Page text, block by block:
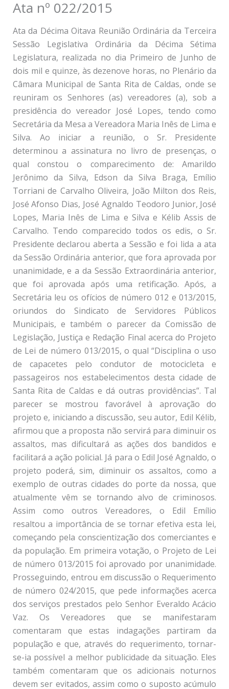
Ata nº 022/2015
Ata da Décima Oitava Reunião Ordinária da Terceira
Sessão Legislativa Ordinária da Décima Sétima
Legislatura, realizada no dia Primeiro de Junho de
dois mil e quinze, às dezenove horas, no Plenário da
Câmara Municipal de Santa Rita de Caldas, onde se
reuniram os Senhores (as) vereadores (a), sob a
presidência do vereador José Lopes, tendo como
Secretária da Mesa a Vereadora Maria Inês de Lima e
Silva. Ao iniciar a reunião, o Sr. Presidente
determinou a assinatura no livro de presenças, o
qual constou o comparecimento de: Amarildo
Jerônimo da Silva, Edson da Silva Braga, Emílio
Torriani de Carvalho Oliveira, João Milton dos Reis,
José Afonso Dias, José Agnaldo Teodoro Junior, José
Lopes, Maria Inês de Lima e Silva e Kélib Assis de
Carvalho. Tendo comparecido todos os edis, o Sr.
Presidente declarou aberta a Sessão e foi lida a ata
da Sessão Ordinária anterior, que fora aprovada por
unanimidade, e a da Sessão Extraordinária anterior,
que foi aprovada após uma retificação. Após, a
Secretária leu os ofícios de número 012 e 013/2015,
oriundos do Sindicato de Servidores Públicos
Municipais, e também o parecer da Comissão de
Legislação, Justiça e Redação Final acerca do Projeto
de Lei de número 013/2015, o qual “Disciplina o uso
de capacetes pelo condutor de motocicleta e
passageiros nos estabelecimentos desta cidade de
Santa Rita de Caldas e dá outras providências”. Tal
parecer se mostrou favorável à aprovação do
projeto e, iniciando a discussão, seu autor, Edil Kélib,
afirmou que a proposta não servirá para diminuir os
assaltos, mas dificultará as ações dos bandidos e
facilitará a ação policial. Já para o Edil José Agnaldo, o
projeto poderá, sim, diminuir os assaltos, como a
exemplo de outras cidades do porte da nossa, que
atualmente vêm se tornando alvo de criminosos.
Assim como outros Vereadores, o Edil Emílio
resaltou a importância de se tornar efetiva esta lei,
começando pela conscientização dos comerciantes e
da população. Em primeira votação, o Projeto de Lei
de número 013/2015 foi aprovado por unanimidade.
Prosseguindo, entrou em discussão o Requerimento
de número 024/2015, que pede informações acerca
dos serviços prestados pelo Senhor Everaldo Acácio
Vaz. Os Vereadores que se manifestaram
comentaram que estas indagações partiram da
população e que, através do requerimento, tornar-
se-ia possível a melhor publicidade da situação. Eles
também comentaram que os adicionais noturnos
devem ser evitados, assim como o suposto acúmulo